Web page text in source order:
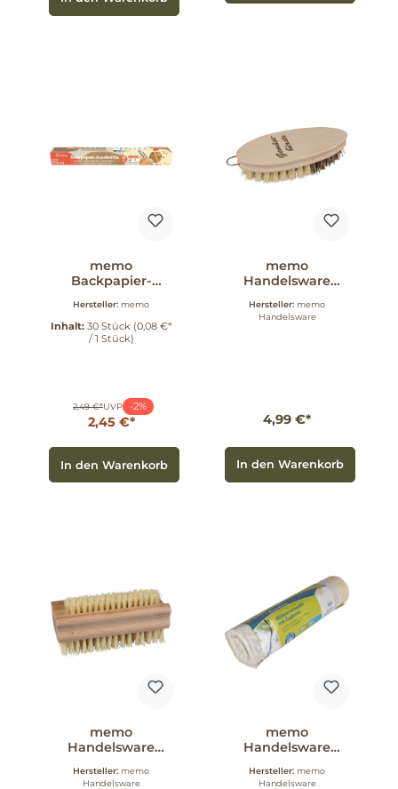
memo
Backpapier-
Stück
Hersteller: memo
Inhalt: 30 Stück (0,08 €*
/ 1 Stück)
2,49 €*UVP -2%
2,45 €*
In den Warenkorb
memo
Handelsware
Gemüsebürste mit
Hersteller: memo
Handelsware
4,99 €*
In den Warenkorb
memo
Handelsware
mit doppelseitigen
Hersteller: memo
Handelsware
memo
Handelsware
Müllbeutel mit
Hersteller: memo
Handelsware